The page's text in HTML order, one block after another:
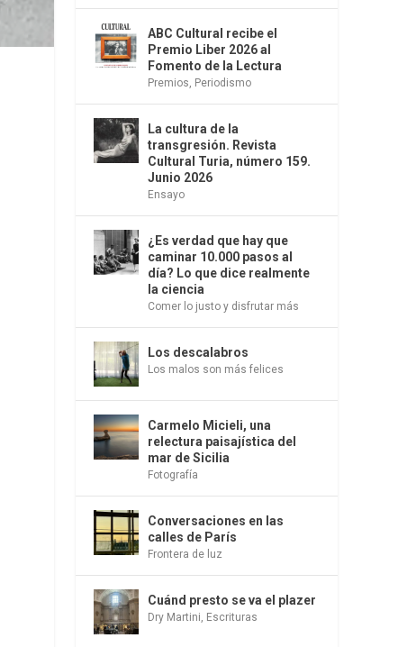
ABC Cultural recibe el
Premio Liber 2026 al
Fomento de la Lectura
Premios Periodismo
La cultura de la
transgresión. Revista
Cultural Turia, número 159.
Junio 2026
Ensayo
¿Es verdad que hay que
caminar 10.000 pasos al
día? Lo que dice realmente
la ciencia
Comer lo justo y disfrutar más
Los descalabros
Los malos son más felices
Carmelo Micieli, una
relectura paisajística del
mar de Sicilia
Fotografía
Conversaciones en las
calles de París
Frontera de luz
Cuánd presto se va el plazer
Dry Martini Escrituras